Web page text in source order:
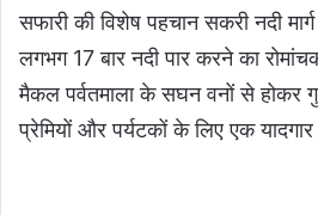
सफारी की विशेष पहचान सकरी नदी
लगभग 17 बार नदी पार करने का
मैकल पर्वतमाला के सघन वनों से होकर
प्रेमियों और पर्यटकों के लिए एक